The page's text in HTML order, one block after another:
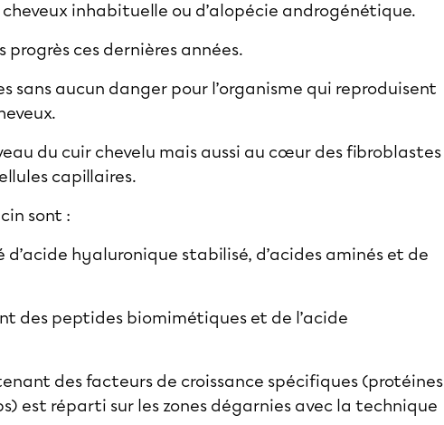
inhabituelle ou d’alopécie androgénétique.
ces dernières années.
sans aucun danger pour l’organisme qui reproduisent
du cuir chevelu mais aussi au cœur des fibroblastes
capillaires.
sont :
hyaluronique stabilisé, d’acides aminés et de
des peptides biomimétiques et de l’acide
des facteurs de croissance spécifiques (protéines
est réparti sur les zones dégarnies avec la technique